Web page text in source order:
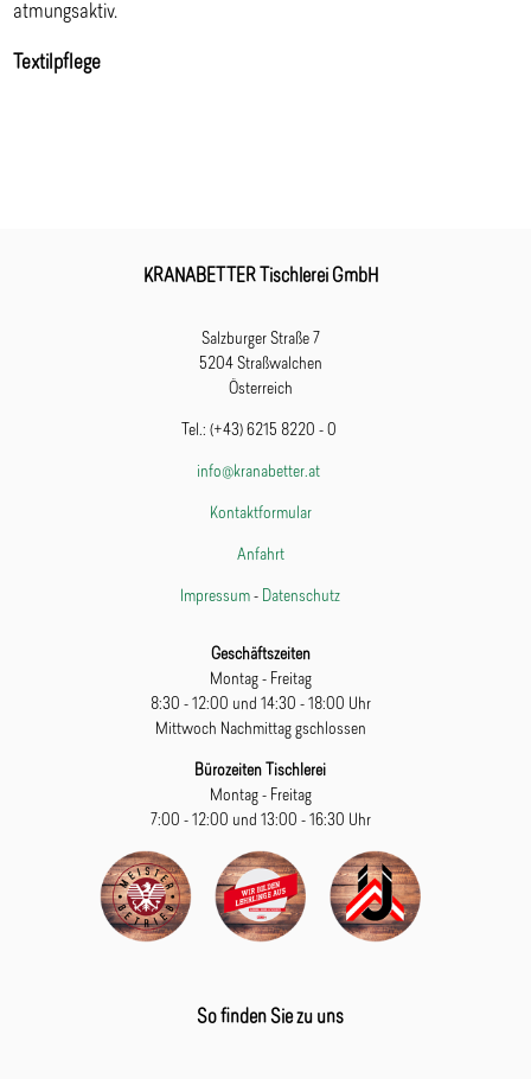
atmungsaktiv.
Textilpflege
KRANABETTER Tischlerei GmbH
Salzburger Straße 7
5204 Straßwalchen
Österreich
Tel.: (+43) 6215 8220 - 0
info@kranabetter.at
Kontaktformular
Anfahrt
Impressum - Datenschutz
Geschäftszeiten
Montag - Freitag
8:30 - 12:00 und 14:30 - 18:00 Uhr
Mittwoch Nachmittag gschlossen
Bürozeiten Tischlerei
Montag - Freitag
7:00 - 12:00 und 13:00 - 16:30 Uhr
So finden Sie zu uns